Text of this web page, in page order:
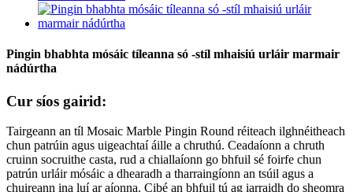
Pingin bhabhta mósáic tíleanna só -stíl mhaisiú urláir marmair
nádúrtha
Cur síos gairid:
Tairgeann an tíl Mosaic Marble Pingin Round réiteach ilghnéitheach
chun patrúin agus uigeachtaí áille a chruthú. Ceadaíonn a chruth
cruinn socruithe casta, rud a chiallaíonn go bhfuil sé foirfe chun
patrún urláir mósáic a dhearadh a tharraingíonn an tsúil agus a
chuireann ina luí ar aíonna. Cibé an bhfuil tú ag iarraidh do sheomra